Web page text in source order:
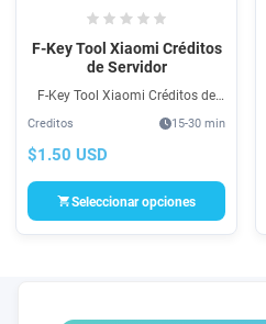
F-Key Tool Xiaomi Créditos
de Servidor
F-Key Tool Xiaomi Créditos de
software F Key tool para Auth de
Procesos FRP, Unlock Xiaomi MI
Creditos 15-30 min
$1.50 USD
Seleccionar opciones